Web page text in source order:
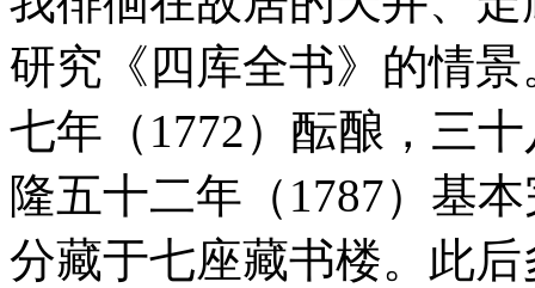
研究《四库全书》的情
七年（1772）酝酿，三
隆五十二年（1787）基
分藏于七座藏书楼。此